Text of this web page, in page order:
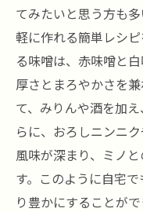
てみたいと思う方も
軽に作れる簡単レシ
る味噌は、赤味噌と
厚さとまろやかさを
て、みりんや酒を加
らに、おろしニンニ
風味が深まり、ミノ
す。このように自宅
り豊かにすることがで